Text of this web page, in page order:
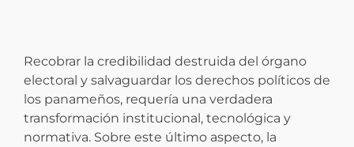
Recobrar la credibilidad destruida del órgano
electoral y salvaguardar los derechos políticos de
los panameños, requería una verdadera
transformación institucional, tecnológica y
normativa. Sobre este último aspecto, la